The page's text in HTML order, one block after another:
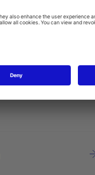
limited